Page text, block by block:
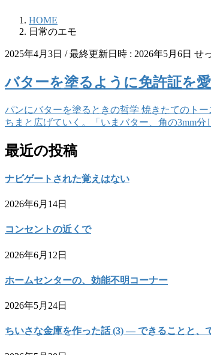
HOME
日常のエモ
2025年4月3日 / 最終更新日時 : 2026年5月6日 せ
バターを塗るように免許証を
パンにバターを塗るときの哲学 焼きたてのト
ちまと広げていく。「いまバター、角の3mm
最近の投稿
ナビゲートされた覚えはない
2026年6月14日
コンセントの近くで
2026年6月12日
ホームセンターの、効能不明コーナー
2026年5月24日
ちいさな金庫を作った話 (3) — できることと、